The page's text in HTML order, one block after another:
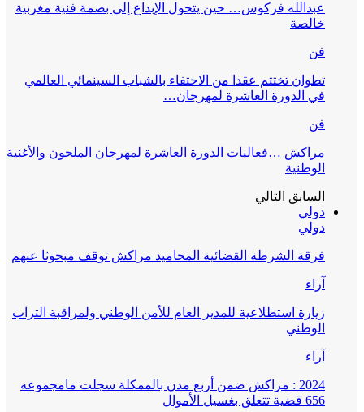
عبدالله فركوس… حين يتحول الإبداع إلى بصمة فنية مغربية
خالصة
فن
تطوان تختتم عقدا من الاحتفاء بالشباب السينمائي العالمي
في الدورة العاشرة لمهرجان…
فن
مراكش …فعاليات الدورة العاشرة لمهرجان الملحون والأغنية
الوطنية
السابق التالي
دولي
دولي
فرقة الشرطة القضائية المحاميد مراكش توقف مبحوثا عنهم
آراء
زيارة استطلاعية للمدير العام للأمن الوطني ولمراقبة التراب
الوطني
آراء
2024 : مراكش ضمن أربع مدن بالممكلة سجلت مامجموعه
656 قضية تتعلق بغسيل الأموال